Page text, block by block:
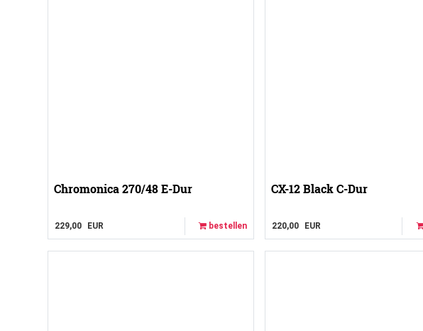
Chromonica 270/48 E-Dur
229,00 EUR bestellen
CX-12 Black C-Dur
220,00 EUR